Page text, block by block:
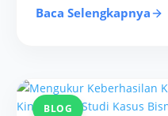
Baca Selengkapnya
BLOG